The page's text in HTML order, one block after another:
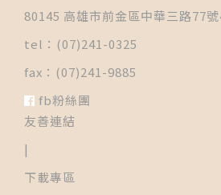
80145 高雄市前金區中華三路77
tel：(07)241-0325
fax：(07)241-9885
fb粉絲團
友善連結
|
下載專區